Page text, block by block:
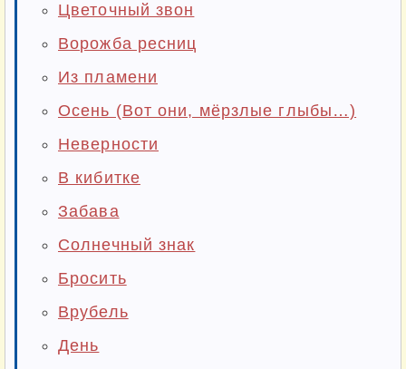
Цветочный звон
Ворожба ресниц
Из пламени
Осень (Вот они, мёрзлые глыбы…)
Неверности
В кибитке
Забава
Солнечный знак
Бросить
Врубель
День